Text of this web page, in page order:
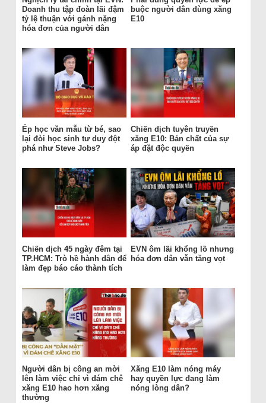
Doanh thu tập đoàn lãi đậm
tỷ lệ thuận với gánh nặng
hóa đơn của người dân
buộc người dân dùng xăng
E10
Ép học văn mẫu từ bé, sao
lại đòi học sinh tư duy đột
phá như Steve Jobs?
Chiến dịch tuyên truyền
xăng E10: Bản chất của sự
áp đặt độc quyền
Chiến dịch 45 ngày đêm tại
TP.HCM: Trò hề hành dân để
làm đẹp báo cáo thành tích
EVN ôm lãi khổng lồ nhưng
hóa đơn dân vẫn tăng vọt
Người dân bị công an mời
lên làm việc chỉ vì dám chê
xăng E10 hao hơn xăng
thường
Xăng E10 làm nóng máy
hay quyền lực đang làm
nóng lòng dân?